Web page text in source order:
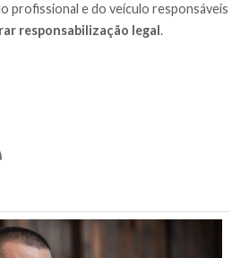
profissional e do veículo responsáveis
responsabilização legal.